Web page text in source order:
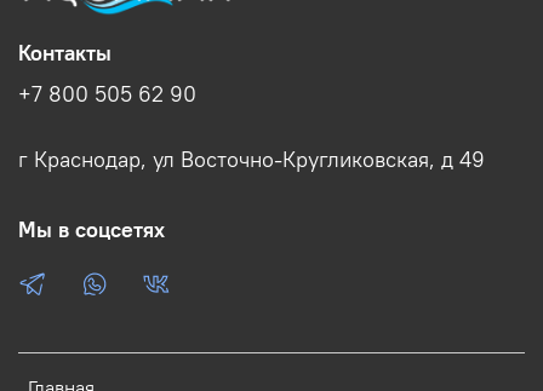
Контакты
+7 800 505 62 90
г Краснодар, ул Восточно-Кругликовская, д 49
Мы в соцсетях